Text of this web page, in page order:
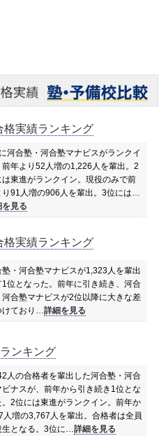
格実績ランキング
河合塾・河合塾マナビスがランクイ
前年より52人増の1,226人を輩出。 2
は東進がランクイン。現役のみで前
91人増の906人を輩出。 3位には…
を見る
格実績ランキング
塾・河合塾マナビスが1,323人を輩出
1位となった。前年に引き続き、河合
河合塾マナビスが2位以降に大きな差
けており…詳細を見る
ンキング
人の合格者を輩出した河合塾・河合
ビナスが、前年から引き続き1位とな
2位には東進がランクイン。前年か
人増の3,767人を輩出。合格者は全員
となる。 3位に…詳細を見る